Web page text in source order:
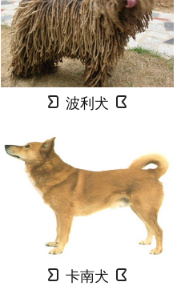
波利犬
卡南犬